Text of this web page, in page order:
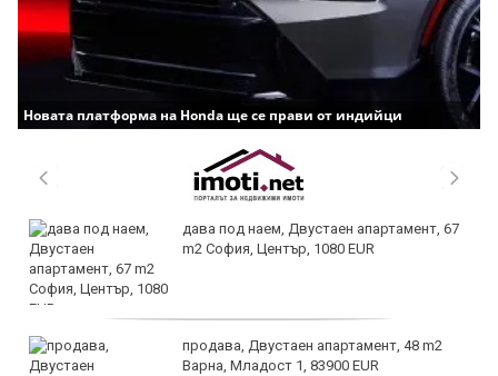
Новата платформа на Honda ще се прави от индийци
дава под наем, Двустаен апартамент, 67
m2 София, Център, 1080 EUR
продава, Двустаен апартамент, 48 m2
Варна, Младост 1, 83900 EUR